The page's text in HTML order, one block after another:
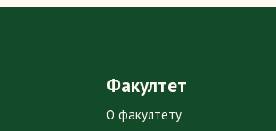
Факултет
О факултету